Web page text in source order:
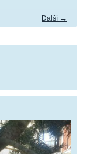
Další →